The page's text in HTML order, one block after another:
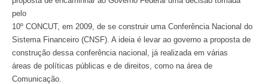
pelo
10º CONCUT, em 2009, de se construir uma Conferência Nacional do
Sistema Financeiro (CNSF). A ideia é levar ao governo a proposta de
construção dessa conferência nacional, já realizada em várias
áreas de políticas públicas e de direitos, como na área de
Comunicação.